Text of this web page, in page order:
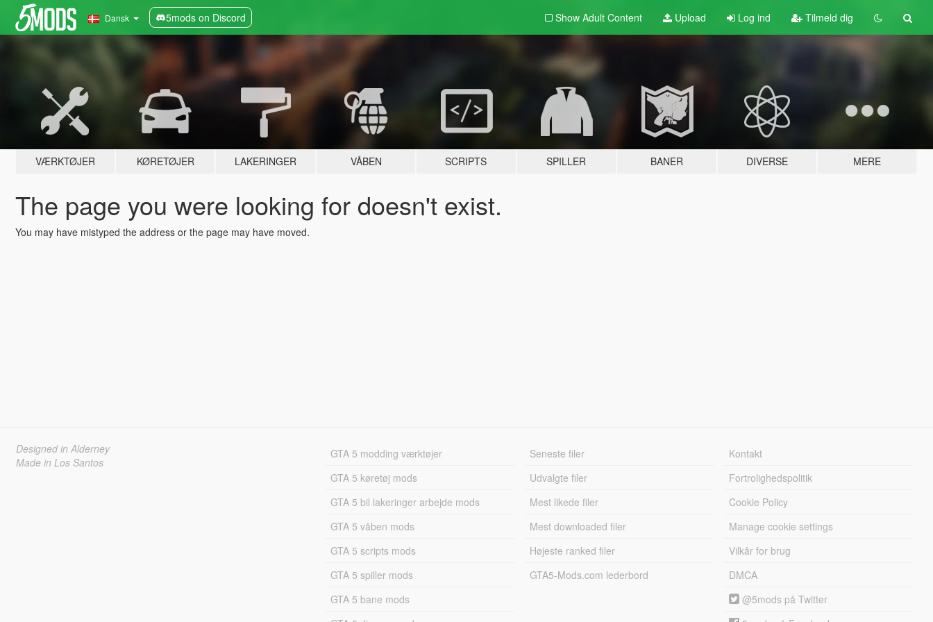
Dansk 5mods on Discord Show Adult Content Upload Log ind Tilmeld dig
VÆRKTØJER KØRETØJER LAKERINGER VÅBEN SCRIPTS SPILLER BANER DIVERSE MERE
The page you were looking for doesn't exist.
You may have mistyped the address or the page may have moved.
Designed in Alderney
Made in Los Santos
GTA 5 modding værktøjer
GTA 5 køretøj mods
GTA 5 bil lakeringer arbejde mods
GTA 5 våben mods
GTA 5 scripts mods
GTA 5 spiller mods
GTA 5 bane mods
Seneste filer
Udvalgte filer
Mest likede filer
Mest downloaded filer
Højeste ranked filer
GTA5-Mods.com lederbord
Kontakt
Fortrolighedspolitik
Cookie Policy
Manage cookie settings
Vilkår for brug
DMCA
@5mods på Twitter